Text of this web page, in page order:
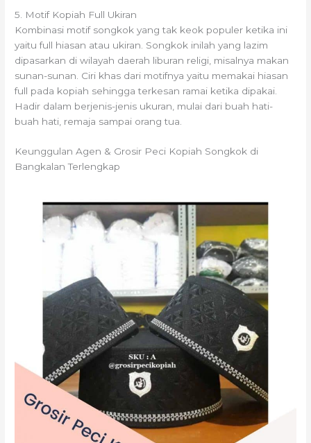
5. Motif Kopiah Full Ukiran
Kombinasi motif songkok yang tak keok populer ketika ini
yaitu full hiasan atau ukiran. Songkok inilah yang lazim
dipasarkan di wilayah daerah liburan religi, misalnya makan
sunan-sunan. Ciri khas dari motifnya yaitu memakai hiasan
full pada kopiah sehingga terkesan ramai ketika dipakai.
Hadir dalam berjenis-jenis ukuran, mulai dari buah hati-
buah hati, remaja sampai orang tua.
Keunggulan Agen & Grosir Peci Kopiah Songkok di
Bangkalan Terlengkap